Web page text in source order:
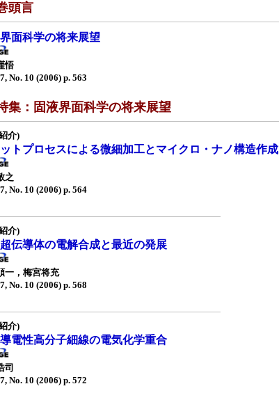
頭言
面科学の将来展望
悟
No. 10 (2006) p. 563
：固液界面科学の将来展望
介)
トプロセスによる微細加工とマイクロ・ナノ構造作成
之
No. 10 (2006) p. 564
介)
伝導体の電解合成と最近の発展
一，梅宮将充
No. 10 (2006) p. 568
介)
電性高分子細線の電気化学重合
司
No. 10 (2006) p. 572